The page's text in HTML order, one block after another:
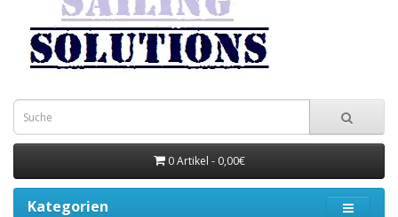
0 Artikel - 0,00€
Kategorien